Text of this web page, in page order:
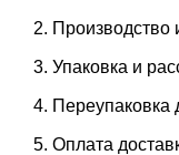
Производство
Упаковка и
Переупаковка
Оплата